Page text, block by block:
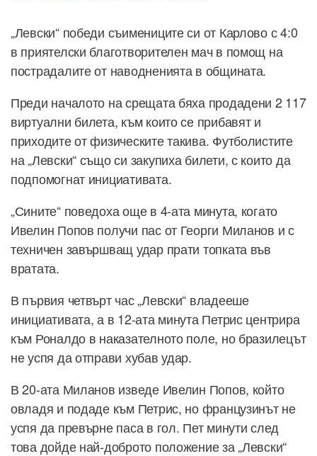
„Левски“ победи съимениците си от Карлово с 4:0
в приятелски благотворителен мач в помощ на
пострадалите от наводненията в общината.
Преди началото на срещата бяха продадени 2 117
виртуални билета, към които се прибавят и
приходите от физическите такива. Футболистите
на „Левски“ също си закупиха билети, с които да
подпомогнат инициативата.
„Сините“ поведоха още в 4-ата минута, когато
Ивелин Попов получи пас от Георги Миланов и с
техничен завършващ удар прати топката във
вратата.
В първия четвърт час „Левски“ владееше
инициативата, а в 12-ата минута Петрис центрира
към Роналдо в наказателното поле, но бразилецът
не успя да отправи хубав удар.
В 20-ата Миланов изведе Ивелин Попов, който
овладя и подаде към Петрис, но французинът не
успя да превърне паса в гол. Пет минути след
това дойде най-доброто положение за „Левски“